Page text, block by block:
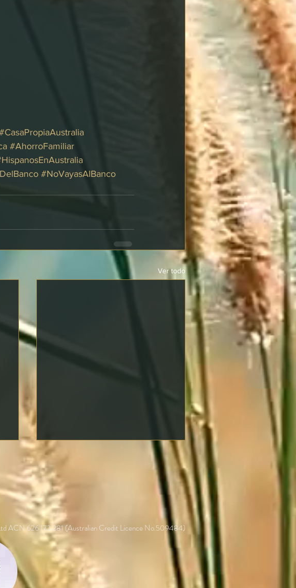
#AhorroFamiliar
#NoVayasAlBanco
Ver todo
Cómo Hacer una Oferta por
una Vivienda: Pasos Clave
para Protegerte
ACN 626 172 281 (Australian Credit Licence No.509484)